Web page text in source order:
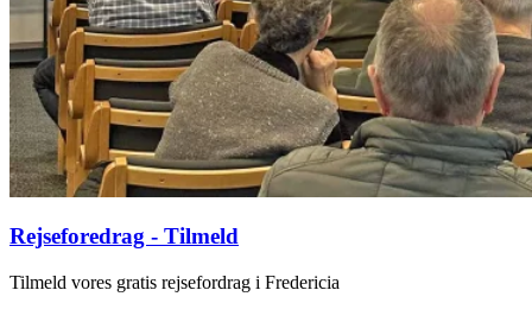
Rejseforedrag - Tilmeld
Tilmeld vores gratis rejsefordrag i Fredericia